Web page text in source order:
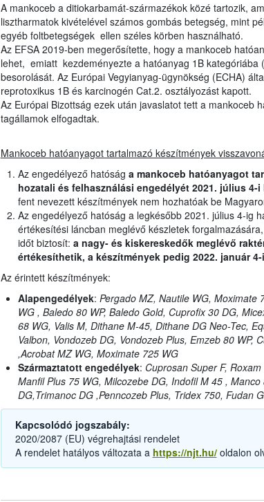
A mankoceb a ditiokarbamát-származékok közé tartozik,
lisztharmatok kivételével számos gombás betegség, mint
egyéb foltbetegségek ellen széles körben használható.
Az EFSA 2019-ben megerősítette, hogy a mankoceb
lehet, emiatt kezdeményezte a hatóanyag 1B kategóriába
besorolását. Az Európai Vegyianyag-ügynökség (ECHA)
reprotoxikus 1B és karcinogén Cat.2. osztályozást kapott.
Az Európai Bizottság ezek után javaslatot tett a mankoceb
tagállamok elfogadtak.
Mankoceb hatóanyagot tartalmazó készítmények
Az engedélyező hatóság a mankoceb hatóanyagot
hozatali és felhasználási engedélyét 2021. július 4-
fent nevezett készítmények nem hozhatóak be
Az engedélyező hatóság a legkésőbb 2021. július 4-ig
értékesítési láncban meglévő készletek
időt biztosít: a nagy- és kiskereskedők meglévő
értékesíthetik, a készítmények pedig 2022. január
Az érintett készítmények:
Alapengedélyek: Pergado MZ, Nautile WG, Moximate
WG , Baledo 80 WP, Baledo Gold, Cuprofix 30 DG,
68 WG, Valis M, Dithane M-45, Dithane DG Neo-Tec,
Valbon, Vondozeb DG, Vondozeb Plus, Emzeb 80 WP,
,Acrobat MZ WG, Moximate 725 WG
Származtatott engedélyek: Cuprosan Super F,
Manfil Plus 75 WG, Milcozebe DG, Indofil M 45 ,
DG,Trimanoc DG ,Penncozeb Plus, Tridex 750, Fudan
Kapcsolódó jogszabály:
2020/2087 (EU) végrehajtási rendelet
A rendelet hatályos változata a https://njt.hu/oldalon